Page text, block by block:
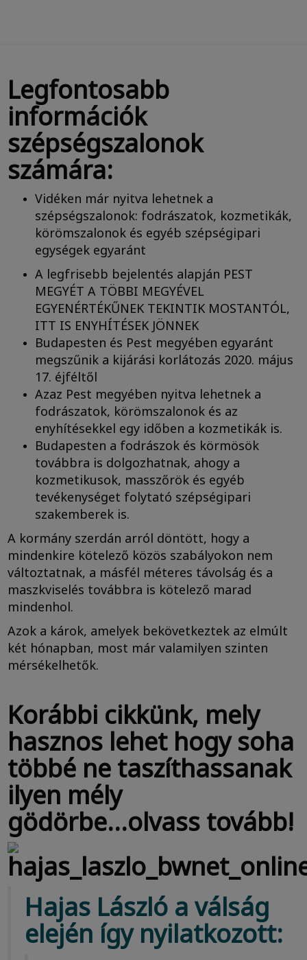
Legfontosabb
információk
szépségszalonok
számára:
Vidéken már nyitva lehetnek a
szépségszalonok: fodrászatok, kozmetikák,
körömszalonok és egyéb szépségipari
egységek egyaránt
A legfrisebb bejelentés alapján PEST
MEGYÉT A TÖBBI MEGYÉVEL
EGYENÉRTÉKŰNEK TEKINTIK MOSTANTÓL,
ITT IS ENYHÍTÉSEK JÖNNEK
Budapesten és Pest megyében egyaránt
megszűnik a kijárási korlátozás 2020. május
17. éjféltől
Azaz Pest megyében nyitva lehetnek a
fodrászatok, körömszalonok és az
enyhítésekkel egy időben a kozmetikák is.
Budapesten a fodrászok és körmösök
továbbra is dolgozhatnak, ahogy a
kozmetikusok, masszőrök és egyéb
tevékenységet folytató szépségipari
szakemberek is.
A kormány szerdán arról döntött, hogy a
mindenkire kötelező közös szabályokon nem
változtatnak, a másfél méteres távolság és a
maszkviselés továbbra is kötelező marad
mindenhol.
Azok a károk, amelyek bekövetkeztek az elmúlt
két hónapban, most már valamilyen szinten
mérsékelhetők.
Korábbi cikkünk, mely
hasznos lehet hogy soha
többé ne taszíthassanak
ilyen mély
gödörbe...olvass tovább!
Hajas László a válság
elején így nyilatkozott: